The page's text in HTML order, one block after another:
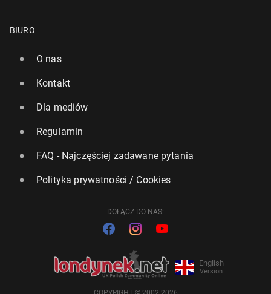
BIURO
O nas
Kontakt
Dla mediów
Regulamin
FAQ - Najczęściej zadawane pytania
Polityka prywatności / Cookies
DOŁĄCZ DO NAS:
English
Version